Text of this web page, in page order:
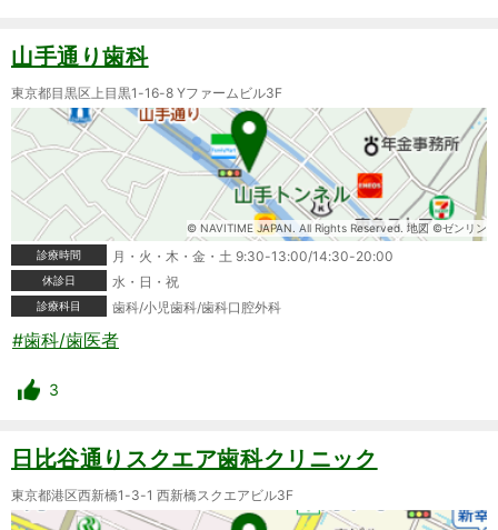
山手通り歯科
東京都目黒区上目黒1-16-8 Yファームビル3F
© NAVITIME JAPAN. All Rights Reserved. 地図 ©ゼンリン
診療時間
月・火・木・金・土 9:30-13:00/14:30-20:00
休診日 水・日・祝
診療科目 歯科/小児歯科/歯科口腔外科
#歯科/歯医者
3
日比谷通りスクエア歯科クリニック
東京都港区西新橋1-3-1 西新橋スクエアビル3F